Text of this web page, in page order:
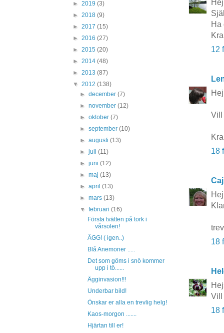
Ha
12
Vill
18
18
Vill
18
► 2019 (3)
► 2018 (9)
► 2017 (15)
► 2016 (27)
► 2015 (20)
► 2014 (48)
► 2013 (87)
▼ 2012 (138)
►december(7)
►november(12)
►oktober(7)
►september(10)
►augusti(13)
►juli(11)
►juni(12)
►maj(13)
►april(13)
►mars(13)
▼februari(16)
Första tvätten på tork i
vårsolen!
ÄGG! ( igen..)
Blå Anemoner .....
Det som göms i snö kommer
upp i tö......
Ägginvasion!!!
Underbar bild!
Önskar er alla en trevlig helg!
Kaos-morgon .......
Hjärtan till er!